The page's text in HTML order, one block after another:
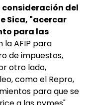
consideración del
Sica, "acercar
para las
AFIP para
de impuestos,
otro lado,
como el Repro,
para que se